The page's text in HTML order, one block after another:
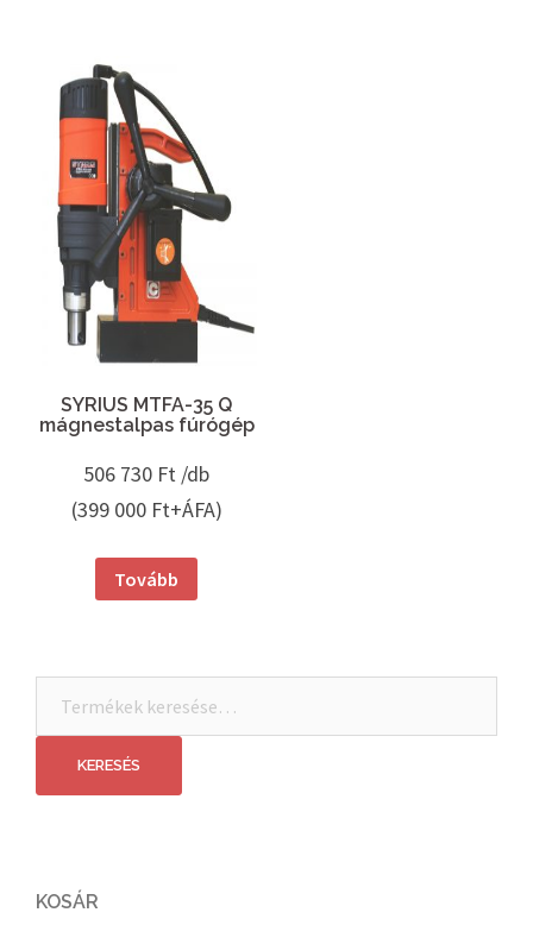
SYRIUS MTFA-35 Q
mágnestalpas fúrógép
506 730 Ft /db
(399 000 Ft+ÁFA)
Tovább
következőre:
KERESÉS
KOSÁR